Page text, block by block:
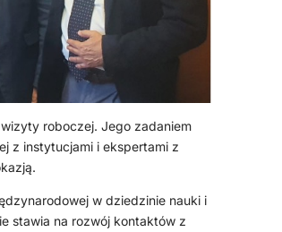
roboczej. Jego zadaniem
z instytucjami i ekspertami z
w dziedzinie nauki i
stawia na rozwój kontaktów z